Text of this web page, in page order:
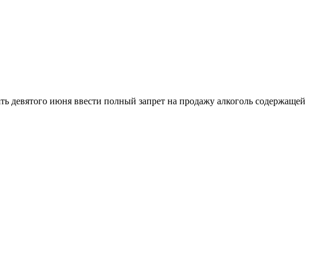
девятого июня ввести полный запрет на продажу алкоголь содержащей